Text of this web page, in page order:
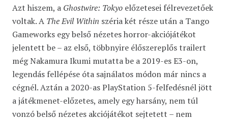
Azt hiszem, a Ghostwire: Tokyo előzetesei félrevezetőek
voltak. A The Evil Within széria két része után a Tango
Gameworks egy belső nézetes horror-akciójátékot
jelentett be – az első, többnyire élőszereplős trailert
még Nakamura Ikumi mutatta be a 2019-es E3-on,
legendás fellépése óta sajnálatos módon már nincs a
cégnél. Aztán a 2020-as PlayStation 5-felfedésnél jött
a játékmenet-előzetes, amely egy harsány, nem túl
vonzó belső nézetes akciójátékot sejtetett – nem